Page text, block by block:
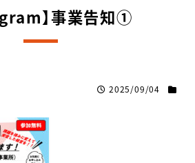
】事業告知①
2025/09/04